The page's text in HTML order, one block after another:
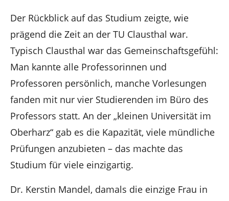
Der Rückblick auf das Studium zeigte, wie
prägend die Zeit an der TU Clausthal war.
Typisch Clausthal war das Gemeinschaftsgefühl:
Man kannte alle Professorinnen und
Professoren persönlich, manche Vorlesungen
fanden mit nur vier Studierenden im Büro des
Professors statt. An der „kleinen Universität im
Oberharz“ gab es die Kapazität, viele mündliche
Prüfungen anzubieten – das machte das
Studium für viele einzigartig.
Dr. Kerstin Mandel, damals die einzige Frau in